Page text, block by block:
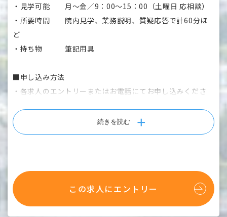
・見学可能 月～金／9：00～15：00（土曜日 応相談）
・所要時間 院内見学、業務説明、質疑応答で計60分ほ
ど
・持ち物 筆記用具
■申し込み方法
・各求人のエントリーまたはお電話にてお申し込みくださ
・エントリーからの場合は、「施設見学」項目の「希望す
る」を選択してください。
止とさせていただく場合がございます。
※見学は必須ではありません。初回から面接を受けていただ
くことも可能ですので、お気軽にご相談ください。
続きを読む
この求人にエントリー